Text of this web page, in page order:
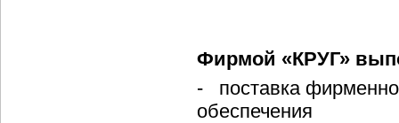
Фирмой «КРУГ»
- поставка
обеспечения